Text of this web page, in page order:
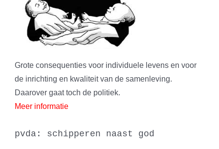
Grote consequenties voor individuele levens en voor
de inrichting en kwaliteit van de samenleving.
Daarover gaat toch de politiek.
Meer informatie
pvda: schipperen naast god